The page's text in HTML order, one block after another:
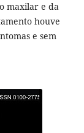
maxilar e da
houve
e sem